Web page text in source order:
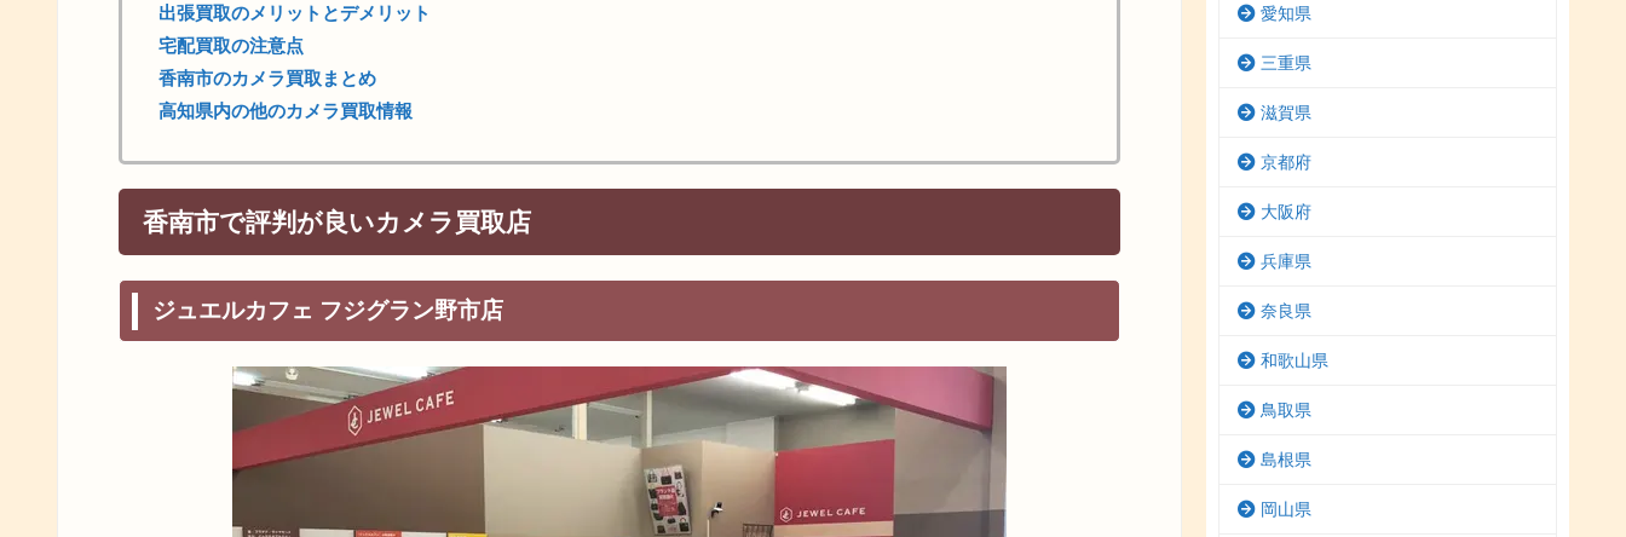
出張買取のメリットとデメリット
宅配買取の注意点
香南市のカメラ買取まとめ
高知県内の他のカメラ買取情報
香南市で評判が良いカメラ買取店
ジュエルカフェ フジグラン野市店
愛知県
三重県
滋賀県
京都府
大阪府
兵庫県
奈良県
和歌山県
鳥取県
島根県
岡山県